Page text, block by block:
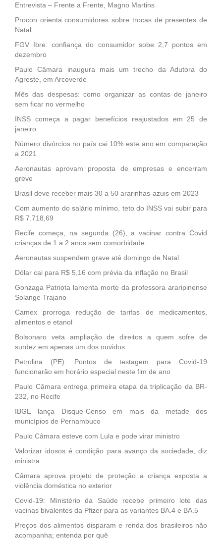
Entrevista – Frente a Frente, Magno Martins
Procon orienta consumidores sobre trocas de presentes de
Natal
FGV Ibre: confiança do consumidor sobe 2,7 pontos em
dezembro
Paulo Câmara inaugura mais um trecho da Adutora do
Agreste, em Arcoverde
Mês das despesas: como organizar as contas de janeiro
sem ficar no vermelho
INSS começa a pagar benefícios reajustados em 25 de
janeiro
Número divórcios no país cai 10% este ano em comparação
a 2021
Aeronautas aprovam proposta de empresas e encerram
greve
Brasil deve receber mais 30 a 50 ararinhas-azuis em 2023
Com aumento do salário mínimo, teto do INSS vai subir para
R$ 7.718,69
Recife começa, na segunda (26), a vacinar contra Covid
crianças de 1 a 2 anos sem comorbidade
Aeronautas suspendem grave até domingo de Natal
Dólar cai para R$ 5,16 com prévia da inflação no Brasil
Gonzaga Patriota lamenta morte da professora araripinense
Solange Trajano
Camex prorroga redução de tarifas de medicamentos,
alimentos e etanol
Bolsonaro veta ampliação de direitos a quem sofre de
surdez em apenas um dos ouvidos
Petrolina (PE): Pontos de testagem para Covid-19
funcionarão em horário especial neste fim de ano
Paulo Câmara entrega primeira etapa da triplicação da BR-
232, no Recife
IBGE lança Disque-Censo em mais da metade dos
municípios de Pernambuco
Paulo Câmara esteve com Lula e pode virar ministro
Valorizar idosos é condição para avanço da sociedade, diz
ministra
Câmara aprova projeto de proteção a criança exposta a
violência doméstica no exterior
Covid-19: Ministério da Saúde recebe primeiro lote das
vacinas bivalentes da Pfizer para as variantes BA.4 e BA.5
Preços dos alimentos disparam e renda dos brasileiros não
acompanha; entenda por quê